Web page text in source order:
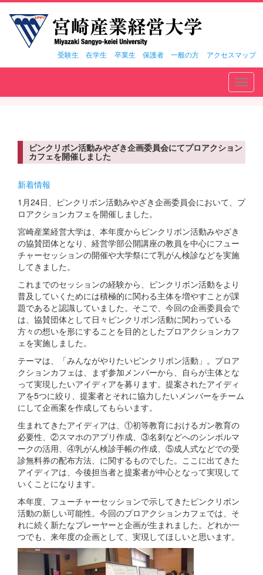
受験生 在学生 卒業生 保護者 一般の方 アクセスマップ
ピンクリボン活動みやざき企画委員会にてプロアクション
カフェを開催しました
新着情報
1月24日、ピンクリボン活動みやざき企画委員会において、プ
ロアクションカフェを開催しました。
宮崎産業経営大学は、本年度からピンクリボン活動みやざき
の協賛団体となり、経営学部公開講座の教員を中心にフュー
チャーセッションの開催や大学祭にて乳がん検診などを実施
してきました。
これまでのセッションの経験から、ピンクリボン活動をより
普及していくためには積極的に関わる主体を増やすことが課
題であると認識していました。そこで、今回の企画委員会で
は、協賛団体として日々ピンクリボン活動に関わっている
方々の想いを形にすることを目的としたプロアクションカフ
ェを実施しました。
テーマは、「みんながやりたいピンクリボン活動」。プロア
クションカフェは、まず参加メンバーから、自らが主体とな
って実現したいアイディアを募ります。提案されたアイディ
アを5つに絞り、提案者とそれに協力したいメンバーをチーム
にして企画案を作成してもらいます。
生まれてきたアイディアは、①初等教育におけるガン教育の
必要性、②スマホのアプリ作成、③名刺などへのシンボルマ
ークの活用、④乳がん検診手帳の作成、⑤成人式などでの受
診無料券の配布方法、に関するものでした。ここに出てきた
アイディアは、今後担当者と提案者が中心となって実現して
いくことになります。
本年度、フューチャーセッションで示してきたピンクリボン
活動の新しい可能性。今回のプロアクションカフェでは、そ
れに続く新たなプレーヤーと企画が生まれました。どれか一
つでも、来年度の企画として、実現してほしいと思います。